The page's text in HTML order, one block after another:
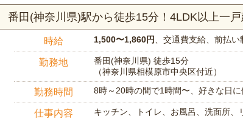
番田(神奈川県)駅から徒歩15分！4LDK以上一
時給 1,500〜1,860円 、交通費支給、前払い
勤務地
番田(神奈川県) 徒歩15分
（神奈川県相模原市中央区付近）
勤務時間 8時～20時の間で1時間〜、好きな日
仕事内容 キッチン、トイレ、お風呂、洗面所、